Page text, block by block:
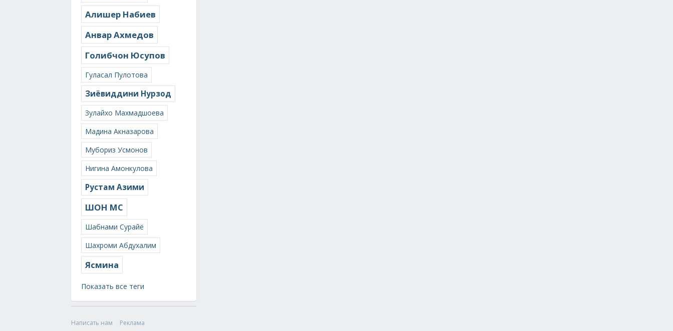
Алишер Набиев
Анвар Ахмедов
Голибчон Юсупов
Гуласал Пулотова
Зиёвиддини Нурзод
Зулайхо Махмадшоева
Мадина Акназарова
Мубориз Усмонов
Нигина Амонкулова
Рустам Азими
ШОН МС
Шабнами Сурайё
Шахроми Абдухалим
Ясмина
Показать все теги
Написать нам
Реклама